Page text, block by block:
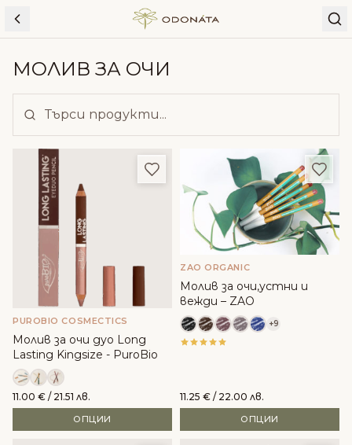
Skip to content
МОЛИВ ЗА ОЧИ
Добави в любими
PUROBIO COSMECTICS
Молив за очи дуо Long
Lasting Kingsize - PuroBio
11.00 € / 21.51 лв.
ОПЦИИ
ZAO ORGANIC
Молив за очи,устни и
вежди – ZAO
+9
11.25 € / 22.00 лв.
ОПЦИИ